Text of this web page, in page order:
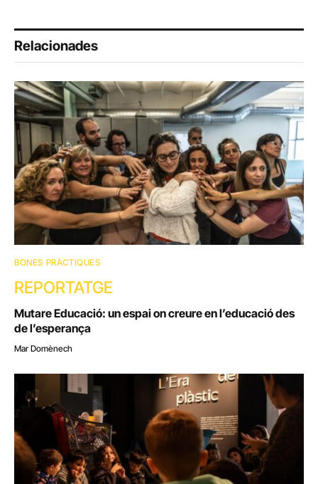
Relacionades
BONES PRÀCTIQUES
REPORTATGE
Mutare Educació: un espai on creure en l’educació des
de l’esperança
Mar Domènech